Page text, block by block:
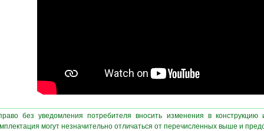
без уведомления потребителя вносить изменения в
могут незначительно отличаться от перечисленных выше и